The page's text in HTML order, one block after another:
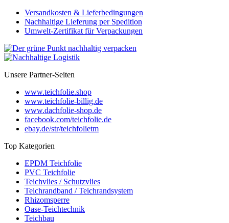
Versandkosten & Lieferbedingungen
Nachhaltige Lieferung per Spedition
Umwelt-Zertifikat für Verpackungen
Unsere Partner-Seiten
www.teichfolie.shop
www.teichfolie-billig.de
www.dachfolie-shop.de
facebook.com/teichfolie.de
ebay.de/str/teichfolietm
Top Kategorien
EPDM Teichfolie
PVC Teichfolie
Teichvlies / Schutzvlies
Teichrandband / Teichrandsystem
Rhizomsperre
Oase-Teichtechnik
Teichbau